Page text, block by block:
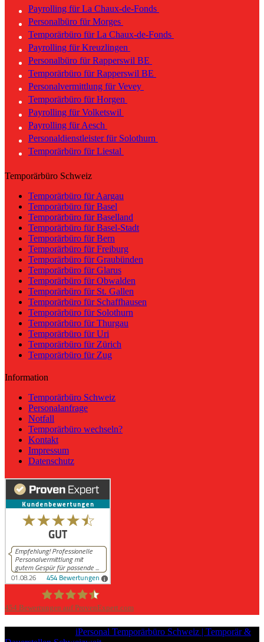
Payrolling für La Chaux-de-Fonds
Personalbüro für Morges
Temporärbüro für La Chaux-de-Fonds
Payrolling für Kreuzlingen
Personalbüro für Rapperswil BE
Temporärbüro für Rapperswil BE
Personalvermittlung für Vevey
Temporärbüro für Horgen
Payrolling für Volketswil
Payrolling für Aesch
Personaldienstleister für Solothurn
Temporärbüro für Liestal
Temporärbüro Schweiz
Temporärbüro für Aargau
Temporärbüro für Basel
Temporärbüro für Baselland
Temporärbüro für Basel-Stadt
Temporärbüro für Bern
Temporärbüro für Freiburg
Temporärbüro für Graubünden
Temporärbüro für Glarus
Temporärbüro für Obwalden
Temporärbüro für St. Gallen
Temporärbüro für Schaffhausen
Temporärbüro für Solothurn
Temporärbüro für Thurgau
Temporärbüro für Uri
Temporärbüro für Zürich
Temporärbüro für Zug
Information
Temporärbüro Schweiz
Personalanfrage
Notfall
Temporärbüro wechseln?
Kontakt
Impressum
Datenschutz
454 Bewertungen auf ProvenExpert.com
iPersonal Temporärbüro Schweiz | Temporär &